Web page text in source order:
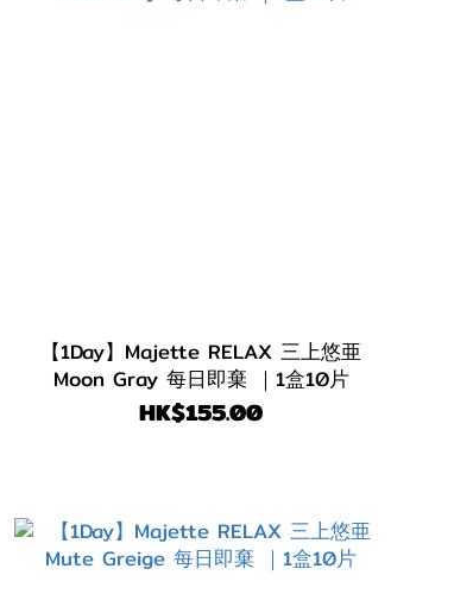
【1Day】Majette RELAX 三上悠亜
Moon Gray 每日即棄 ｜1盒10片
HK$155.00